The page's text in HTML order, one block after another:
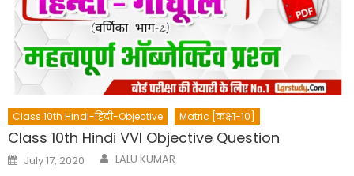
Class 10th Hindi-हिंदी-Objective Matric [कक्षा-10]
Class 10th Hindi VVI Objective Question
Posted
on
July 17, 2020 Author
LALU KUMAR